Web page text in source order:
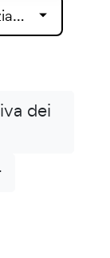
Il Podcast della Serie Agenzia Digitale
dei